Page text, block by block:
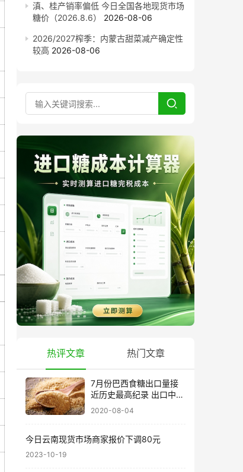
滇、桂产销率偏低 今日全国各地现货市场
糖价（2026.8.6）
2026-08-06
2026/2027榨季：内蒙古甜菜减产确定性
较高 2026-08-06
热评文章 热门文章
7月份巴西食糖出口量接
近历史最高纪录 出口中国
超40万吨
2020-08-04
今日云南现货市场商家报价下调80元
2023-10-19